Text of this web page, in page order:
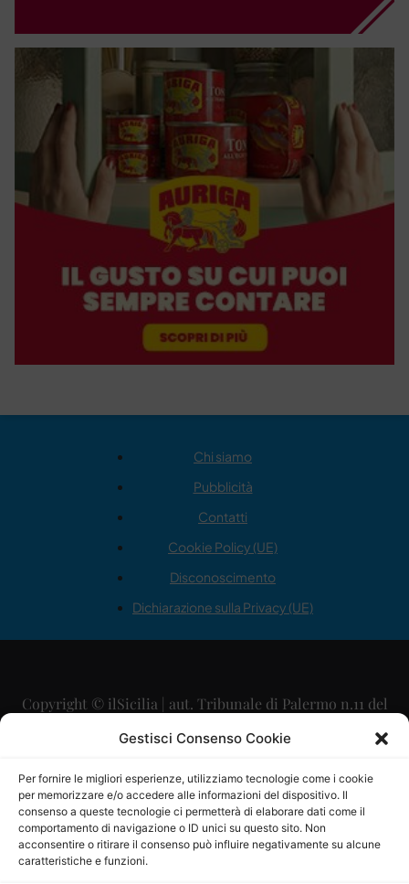
Gestisci Consenso Cookie
Per fornire le migliori esperienze, utilizziamo tecnologie come i cookie
per memorizzare e/o accedere alle informazioni del dispositivo. Il
consenso a queste tecnologie ci permetterà di elaborare dati come il
comportamento di navigazione o ID unici su questo sito. Non
acconsentire o ritirare il consenso può influire negativamente su alcune
caratteristiche e funzioni.
Chi siamo
Pubblicità
Contatti
Cookie Policy (UE)
Disconoscimento
Dichiarazione sulla Privacy (UE)
Copyright © ilSicilia | aut. Tribunale di Palermo n.11 del
29/09/2015
Direttore Editoriale: Maurizio Scaglione
Direttore Responsabile: Maria Calabrese